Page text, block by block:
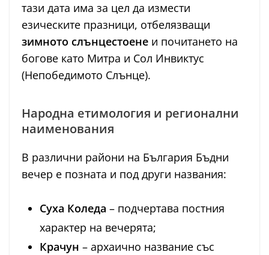
тази дата има за цел да измести
езическите празници, отбелязващи
зимното слънцестоене и почитането на
богове като Митра и Сол Инвиктус
(Непобедимото Слънце).
Народна етимология и регионални
наименования
В различни райони на България Бъдни
вечер е позната и под други названия:
Суха Коледа – подчертава постния
характер на вечерята;
Крачун – архаично название със